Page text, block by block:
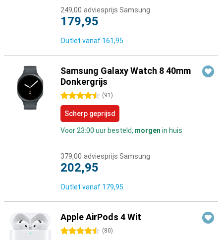
249,00 adviesprijs Samsung
179,95
Outlet vanaf 161,95
Samsung Galaxy Watch 8 40mm
Donkergrijs
4.5 sterren (91 )
Scherp geprijsd
Voor 23:00 uur besteld, morgen in huis
379,00 adviesprijs Samsung
202,95
Outlet vanaf 179,95
Apple AirPods 4 Wit
4.5 sterren (80)